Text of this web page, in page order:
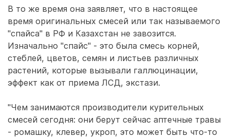
В то же время она заявляет, что в настоящее
время оригинальных смесей или так называемого
"спайса" в РФ и Казахстан не завозится.
Изначально "спайс" - это была смесь корней,
стеблей, цветов, семян и листьев различных
растений, которые вызывали галлюцинации,
эффект как от приема ЛСД, экстази.
"Чем занимаются производители курительных
смесей сегодня: они берут сейчас аптечные травы
- ромашку, клевер, укроп, это может быть что-то